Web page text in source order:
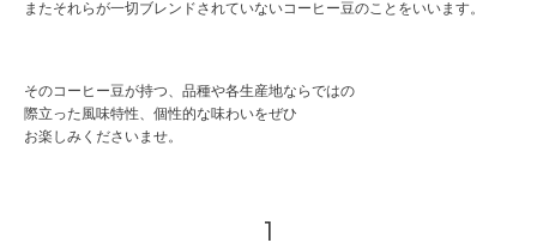
またそれらが一切ブレンドされていないコーヒー豆のことをいいます。
そのコーヒー豆が持つ、品種や各生産地ならではの
際立った風味特性、個性的な味わいをぜひ
お楽しみくださいませ。
1